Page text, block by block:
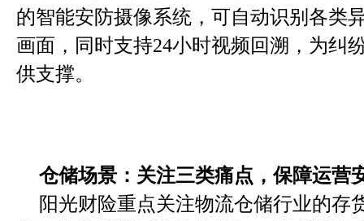
的智能安防摄像系统，可自动识别各类
画面，同时支持24小时视频回溯，为纠
供支撑。
仓储场景：关注三类痛点，保障运营
阳光财险重点关注物流仓储行业的存